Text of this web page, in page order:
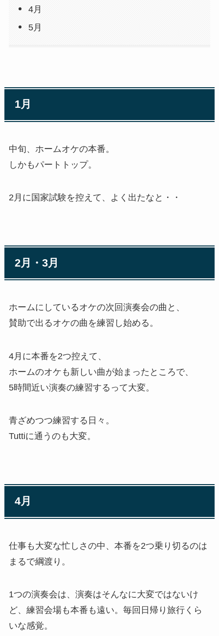
4月
5月
1月
中旬、ホームオケの本番。
しかもパートトップ。
2月に国家試験を控えて、よく出たなと・・
2月・3月
ホームにしているオケの次回演奏会の曲と、
賛助で出るオケの曲を練習し始める。
4月に本番を2つ控えて、
ホームのオケも新しい曲が始まったところで、
5時間近い演奏の練習するって大変。
青ざめつつ練習する日々。
Tuttiに通うのも大変。
4月
仕事も大変な忙しさの中、本番を2つ乗り切るのは
まるで綱渡り。
1つの演奏会は、演奏はそんなに大変ではないけ
ど、練習会場も本番も遠い。毎回日帰り旅行くら
いな感覚。